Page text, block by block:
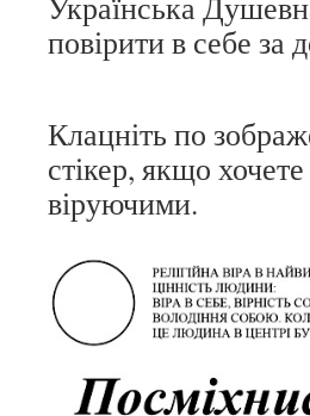
повірити в себе за
Клацніть по
стікер, якщо
віруючими.